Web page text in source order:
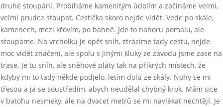
druhé stoupání. Probíháme kamenitým údolím a začínáme velmi,
velmi prudce stoupat. Cestička skoro nejde vidět. Vede po skále,
kamenech, mezi křovím, po bahně. Jde to nahoru pomalu, ale
stoupáme. Na vrcholku je opět sníh, ztrácíme tady cestu, nejde
moc vidět značení, ale spolu s jinými kluky ze závodu jsme zase na
trase. Je tu sníh, ale sněhové pláty tak na příkrých místech, že
kdyby mi to tady někde podjelo, letím dolů ze skály. Nohy se mi
třesou a já se soustředím, abych neudělal chybný krok. Mám sice
v batohu nesmeky, ale na dvacet metrů se mi navlékat nechtějí. Je